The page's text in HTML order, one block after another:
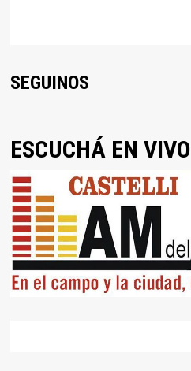
SEGUINOS
ESCUCHÁ EN VIVO